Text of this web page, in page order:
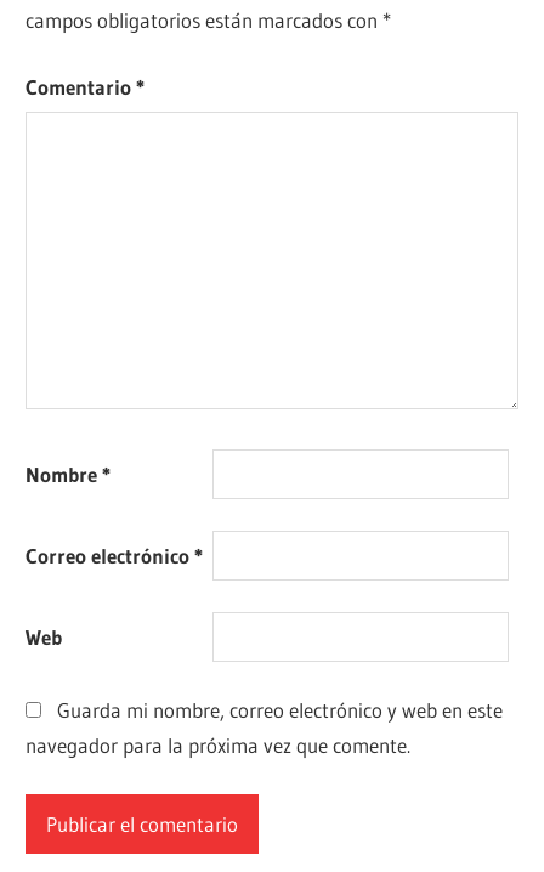
campos obligatorios están marcados con *
Comentario*
Nombre*
Correo electrónico*
Web
Guarda mi nombre, correo electrónico y web en este
navegador para la próxima vez que comente.